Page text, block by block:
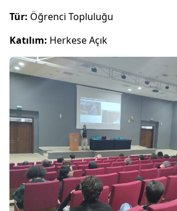
Tür: Öğrenci Topluluğu
Katılım: Herkese Açık